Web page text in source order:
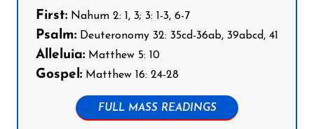
First: Nahum 2: 1, 3; 3: 1-3, 6-7
Psalm: Deuteronomy 32: 35cd-36ab, 39abcd, 41
Alleluia: Matthew 5: 10
Gospel: Matthew 16: 24-28
FULL MASS READINGS